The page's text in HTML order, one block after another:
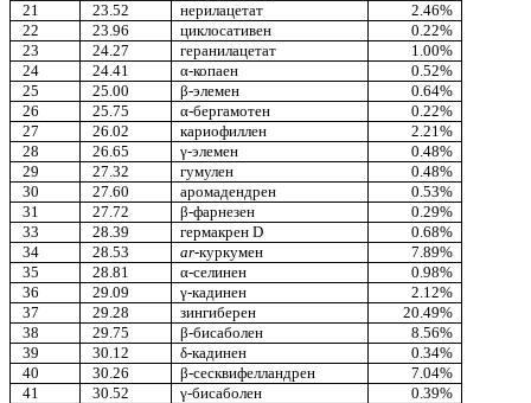
21
23.52 нерилацетат
2.46%
22
23.96 циклосативен
0.22%
23
24.27 геранилацетат
1.00%
24
24.41 α-копаен
0.52%
25
25.00 β-элемен
0.64%
26
25.75 α-бергамотен
0.22%
27
26.02 кариофиллен
2.21%
28
26.65 γ-элемен
0.48%
29
27.32 гумулен
0.48%
30
27.60 аромадендрен
0.53%
31
27.72 β-фарнезен
0.29%
33
28.39 гермакрен D
0.68%
34
28.53 ar-куркумен
7.89%
35
28.81 α-селинен
0.98%
36
29.09 γ-кадинен
2.12%
37
29.28 зингиберен
20.49%
38
29.75 β-бисаболен
8.56%
39
30.12 δ-кадинен
0.34%
40
30.26 β-сесквифелландрен
7.04%
41
30.52 γ-бисаболен
0.39%